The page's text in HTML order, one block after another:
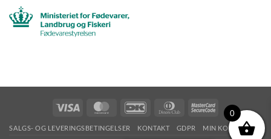
Visa MasterCardDanKort
Dinners
MasterCard
SALGS- OG LEVERINGSBETINGELSER KONTAKT GDPR MIN KONTO OM
0